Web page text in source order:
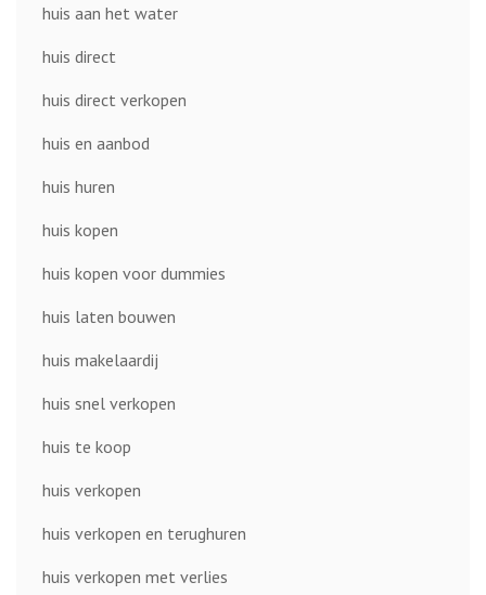
huis aan het water
huis direct
huis direct verkopen
huis en aanbod
huis huren
huis kopen
huis kopen voor dummies
huis laten bouwen
huis makelaardij
huis snel verkopen
huis te koop
huis verkopen
huis verkopen en terughuren
huis verkopen met verlies